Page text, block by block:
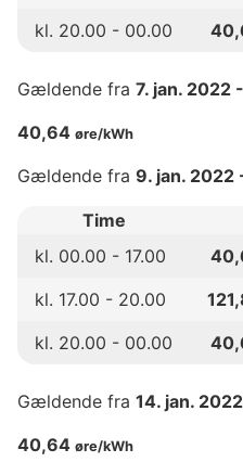
kl. 20.00 - 00.00
Gældende fra 7. jan. 2022 -
40,64 øre/kWh
Gældende fra 9. jan. 2022
Time
kl. 00.00 - 17.00
kl. 17.00 - 20.00
kl. 20.00 - 00.00
Gældende fra 14. jan. 2022
40,64 øre/kWh